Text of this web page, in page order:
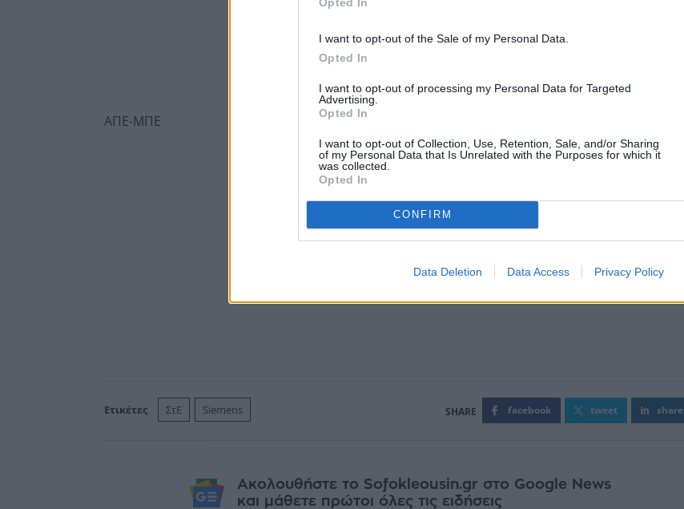
I want to opt-out of the Sale of my Personal Data.
Opted In
I want to opt-out of processing my Personal Data for Targeted
Advertising.
Opted In
I want to opt-out of Collection, Use, Retention, Sale, and/or Sharing
of my Personal Data that Is Unrelated with the Purposes for which it
was collected.
Opted In
CONFIRM
Data Deletion Data Access Privacy Policy
ΑΠΕ-ΜΠΕ
Ετικέτες ΣτΕ Siemens facebook tweet share
Ακολουθήστε το Sofokleousin.gr στο Google News
και μάθετε πρώτοι όλες τις ειδήσεις